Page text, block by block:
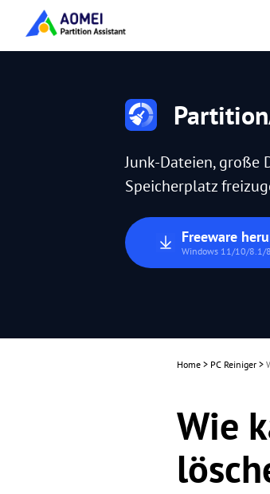
Junk-Dateien, große
Speicherplatz
Freeware
Windows 11/10/8.1/
Home > PC Reiniger >
Wie